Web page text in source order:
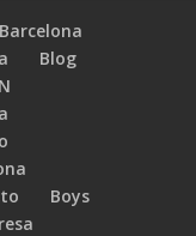
Blog
Boys